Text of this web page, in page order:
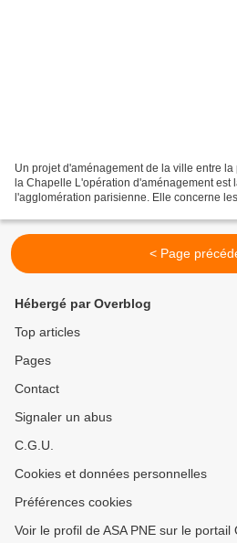
Un projet d'aménagement de la ville entre
la Chapelle L'opération d'aménagement est
l'agglomération parisienne. Elle concerne
< Page
Hébergé par Overblog
Top articles
Pages
Contact
Signaler un abus
C.G.U.
Cookies et données personnelles
Préférences cookies
Voir le profil de ASA PNE sur le portail